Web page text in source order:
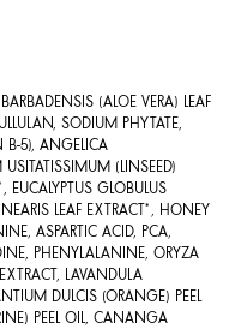
(ALOE VERA) LEAF
SODIUM PHYTATE,
B-5), ANGELICA
USITATISSIMUM (LINSEED)
EUCALYPTUS GLOBULUS
LEAF EXTRACT*, HONEY
ASPARTIC ACID, PCA,
PHENYLALANINE, ORYZA
LAVANDULA
DULCIS (ORANGE) PEEL
PEEL OIL, CANANGA